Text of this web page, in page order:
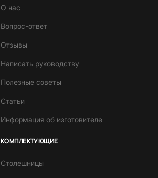
О нас
Вопрос-ответ
Отзывы
Написать руководству
Полезные советы
Статьи
Информация об изготовителе
КОМПЛЕКТУЮЩИЕ
Столешницы